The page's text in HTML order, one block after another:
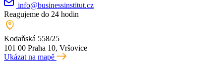
info@businessinstitut.cz
Reagujeme do 24 hodin
Kodaňská 558/25
101 00 Praha 10, Vršovice
Ukázat na mapě